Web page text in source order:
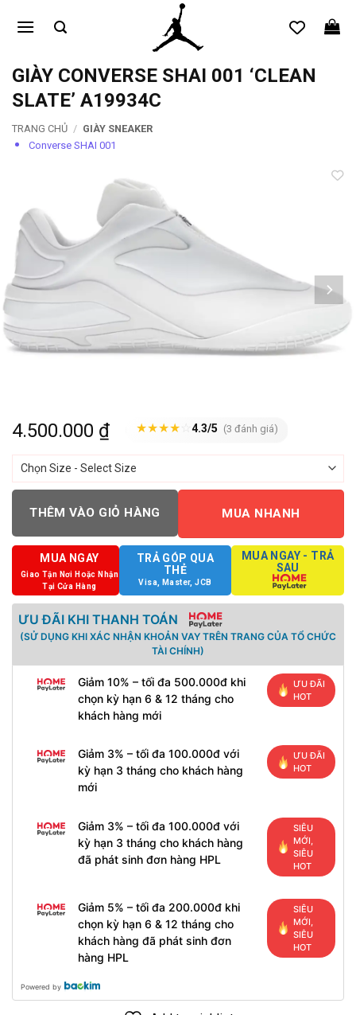
qua
dungGIÀY CONVERSE SHAI 001 ‘CLEAN
SLATE’ A19934C
TRANG CHỦ / GIÀY SNEAKER
Converse SHAI 001
4.500.000 ₫ ★★★★ 4.3/5 (3 đánh giá)
THÊM VÀO GIỎ HÀNG MUA NHANH
MUA NGAY
Giao Tận Nơi Hoặc Nhận
Tại Cửa Hàng
TRẢ GÓP QUA
THẺ
Visa, Master, JCB
MUA NGAY - TRẢ
SAU
ƯU ĐÃI KHI THANH TOÁN
(SỬ DỤNG KHI XÁC NHẬN KHOẢN VAY TRÊN TRANG CỦA TỔ CHỨC
TÀI CHÍNH)
Giảm 10% – tối đa 500.000đ khi
chọn kỳ hạn 6 & 12 tháng cho
khách hàng mới
ƯU ĐÃI
HOT
Giảm 3% – tối đa 100.000đ với
kỳ hạn 3 tháng cho khách hàng
mới
ƯU ĐÃI
HOT
Giảm 3% – tối đa 100.000đ với
kỳ hạn 3 tháng cho khách hàng
đã phát sinh đơn hàng HPL
SIÊU
MỚI,
SIÊU
HOT
Giảm 5% – tối đa 200.000đ khi
chọn kỳ hạn 6 & 12 tháng cho
khách hàng đã phát sinh đơn
hàng HPL
SIÊU
MỚI,
SIÊU
HOT
Powered by